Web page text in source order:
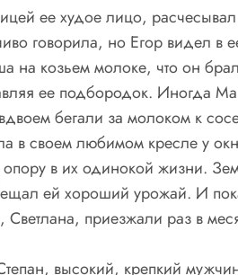
ее худое лицо,
говорила, но Егор видел в
на козьем молоке, что он
ее подбородок. Иногда
бегали за молоком к
в своем любимом кресле у
опору в их одинокой жизни.
ей хороший урожай. И
приезжали раз в
высокий, крепкий